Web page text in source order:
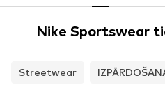
Nike Sportswear
Streetwear